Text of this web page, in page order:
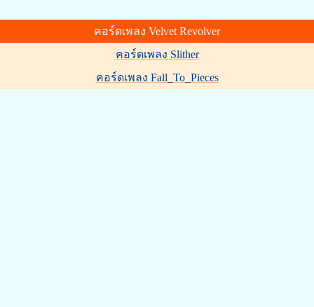
คอร์ดเพลง Velvet Revolver
คอร์ดเพลง Slither
คอร์ดเพลง Fall_To_Pieces